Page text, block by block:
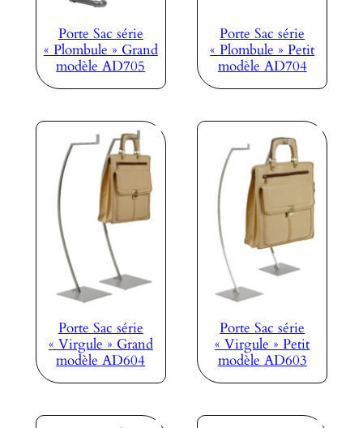
Porte Sac série
« Plombule » Grand
modèle AD705
Porte Sac série
« Plombule » Petit
modèle AD704
Porte Sac série
« Virgule » Grand
modèle AD604
Porte Sac série
« Virgule » Petit
modèle AD603